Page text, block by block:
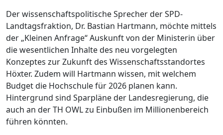
Der wissenschaftspolitische Sprecher der SPD-
Landtagsfraktion, Dr. Bastian Hartmann, möchte mittels
der „Kleinen Anfrage“ Auskunft von der Ministerin über
die wesentlichen Inhalte des neu vorgelegten
Konzeptes zur Zukunft des Wissenschaftsstandortes
Höxter. Zudem will Hartmann wissen, mit welchem
Budget die Hochschule für 2026 planen kann.
Hintergrund sind Sparpläne der Landesregierung, die
auch an der TH OWL zu Einbußen im Millionenbereich
führen könnten.